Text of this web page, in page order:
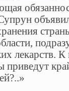
лекарств.
приведут